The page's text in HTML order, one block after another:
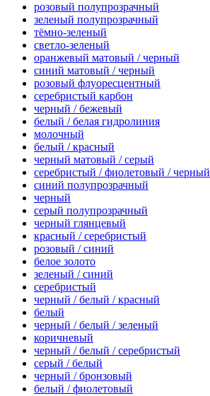
розовый полупрозрачный
зеленый полупрозрачный
тёмно-зеленый
светло-зеленый
оранжевый матовый / черный
синий матовый / черный
розовый флуоресцентный
серебристый карбон
черный / бежевый
белый / белая гидролиния
молочный
белый / красный
черный матовый / серый
серебристый / фиолетовый / черный
синий полупрозрачный
черный
серый полупрозрачный
черный глянцевый
красный / серебристый
розовый / синий
белое золото
зеленый / синий
серебристый
черный / белый / красный
белый
черный / белый / зеленый
коричневый
черный / белый / серебристый
серый / белый
черный / бронзовый
белый / фиолетовый